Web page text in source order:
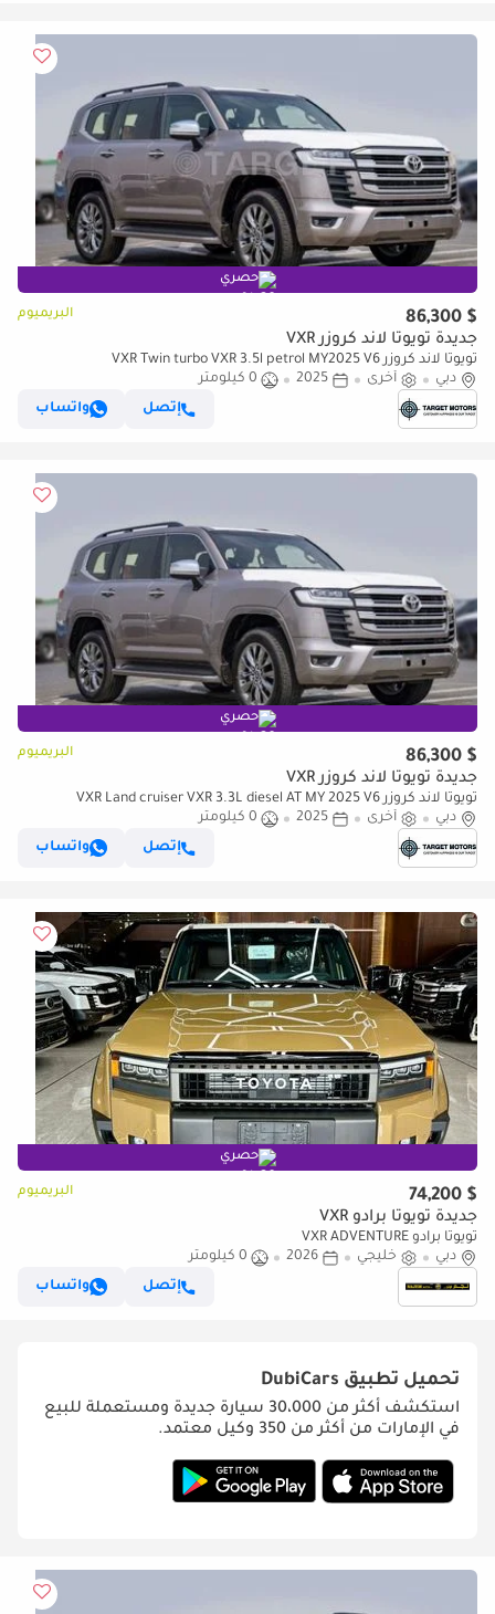
حصري
$ 86,300 البريميوم
جديدة تويوتا لاند كروزر VXR
تويوتا لاند كروزر VXR Twin turbo VXR 3.5l petrol MY2025 V6
دبي
أخرى 2025
0 كيلومتر
إتصل
واتساب
حصري
$ 86,300 البريميوم
جديدة تويوتا لاند كروزر VXR
تويوتا لاند كروزر VXR Land cruiser VXR 3.3L diesel AT MY 2025 V6
دبي
أخرى 2025
0 كيلومتر
إتصل
واتساب
حصري
$ 74,200 البريميوم
جديدة تويوتا برادو VXR
تويوتا برادو VXR ADVENTURE
دبي
خليجي 2026
0 كيلومتر
إتصل
واتساب
تحميل تطبيق DubiCars
استكشف أكثر من 30،000 سيارة جديدة ومستعملة للبيع
في الإمارات من أكثر من 350 وكيل معتمد.